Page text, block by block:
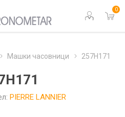
0
Машки часовници 257H171
PIERRE LANNIER